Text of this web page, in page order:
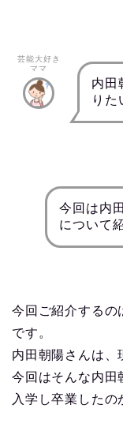
芸能大好き
ママ
内田
りた
今回は内
について
今回ご紹介するの
です。
内田朝陽さんは、
今回はそんな内田
入学し卒業したの